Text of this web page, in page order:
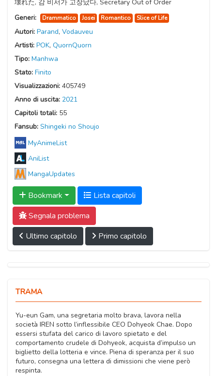
壊れた, 감 비서가 고장났다, Secretary Out of Order
Generi:
Drammatico Josei Romantico Slice of Life
Autori: Parand, Vodauveu
Artisti: POK, QuornQuorn
Tipo: Manhwa
Stato: Finito
Visualizzazioni: 405749
Anno di uscita: 2021
Capitoli totali: 55
Fansub: Shingeki no Shoujo
MyAnimeList
AniList
MangaUpdates
Bookmark
Lista capitoli
Segnala problema
Ultimo capitolo
Primo capitolo
TRAMA
Yu-eun Gam, una segretaria molto brava, lavora nella
società IREN sotto l’inflessibile CEO Dohyeok Chae. Dopo
essersi stufata del carico di lavoro spietato e del
comportamento crudele di Dohyeok, acquista d’impulso un
biglietto della lotteria e vince. Piena di speranza per il suo
futuro, consegna una lettera di dimissioni che viene però
respinta.